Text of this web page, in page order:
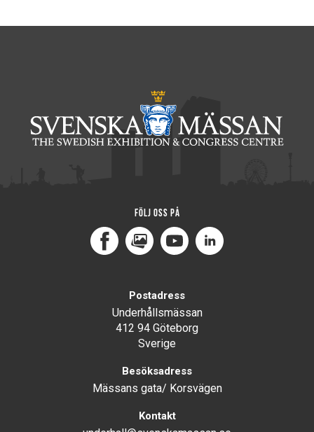
Följ oss på
FacebookMediaPortal
YoutubeLinkedIn
Postadress
Underhållsmässan
412 94 Göteborg
Sverige
Besöksadress
Mässans gata/ Korsvägen
Kontakt